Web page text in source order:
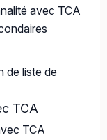
avec TCA
de liste de
TCA
TCA